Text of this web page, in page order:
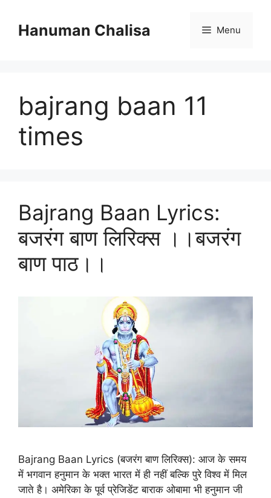
contentHanuman Chalisa Menu
bajrang baan 11
times
Bajrang Baan Lyrics:
बजरंग बाण लिरिक्स ।।बजरंग
बाण पाठ।।
Bajrang Baan Lyrics (बजरंग बाण लिरिक्स): आज के समय
में भगवान हनुमान के भक्त भारत में ही नहीं बल्कि पुरे विश्व में मिल
जाते है। अमेरिका के पूर्व प्रेजिडेंट बाराक ओबामा भी हनुमान जी